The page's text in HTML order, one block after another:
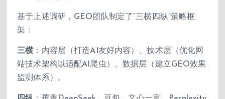
基于上述调研，GEO团队制定了”三横四纵”策略框
架：
三横 ：内容层（打造AI友好内容）、技术层（优化网
站技术架构以适配AI爬虫）、数据层（建立GEO效果
监测体系）。